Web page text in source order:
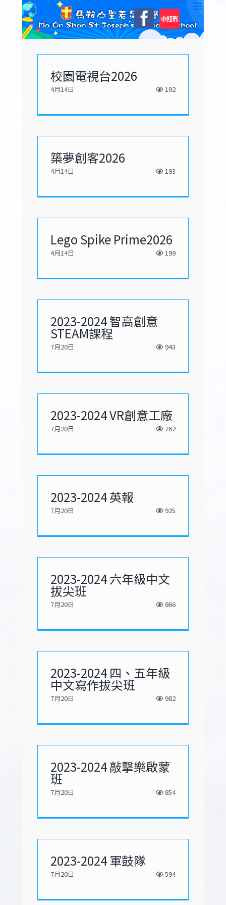
content
Facebook
自
訂
校園電視台2026
4月14日 192
築夢創客2026
4月14日 193
Lego Spike Prime2026
4月14日 199
2023-2024 智高創意
STEAM課程
7月20日 943
2023-2024 VR創意工廠
7月20日 762
2023-2024 英報
7月20日 925
2023-2024 六年級中文
拔尖班
7月20日 866
2023-2024 四、五年級
中文寫作拔尖班
7月20日 982
2023-2024 敲擊樂啟蒙
班
7月20日 854
2023-2024 軍鼓隊
7月20日 594